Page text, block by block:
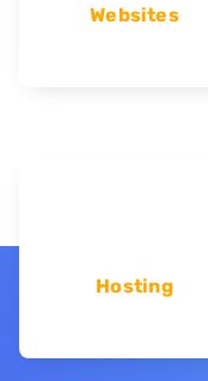
Websites
Hosting